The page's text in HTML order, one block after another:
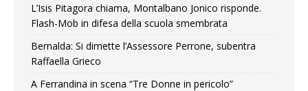
L’Isis Pitagora chiama, Montalbano Jonico risponde.
Flash-Mob in difesa della scuola smembrata
Bernalda: Si dimette l’Assessore Perrone, subentra
Raffaella Grieco
A Ferrandina in scena “Tre Donne in pericolo”